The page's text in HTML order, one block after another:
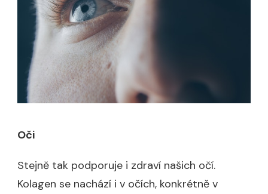
Oči
Stejně tak podporuje i zdraví našich očí.
Kolagen se nachází i v očích, konkrétně v